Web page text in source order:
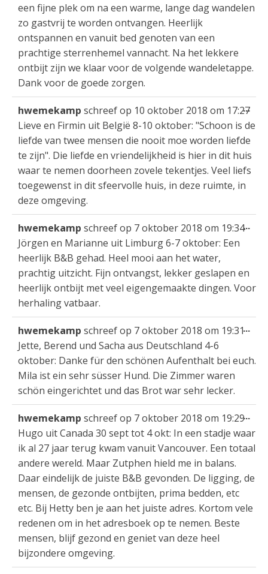
een fijne plek om na een warme, lange dag wandelen
zo gastvrij te worden ontvangen. Heerlijk
ontspannen en vanuit bed genoten van een
prachtige sterrenhemel vannacht. Na het lekkere
ontbijt zijn we klaar voor de volgende wandeletappe.
Dank voor de goede zorgen.
hwemekamp schreef op 10 oktober 2018 om 17:27
Lieve en Firmin uit België 8-10 oktober: "Schoon is de
liefde van twee mensen die nooit moe worden liefde
te zijn". Die liefde en vriendelijkheid is hier in dit huis
waar te nemen doorheen zovele tekentjes. Veel liefs
toegewenst in dit sfeervolle huis, in deze ruimte, in
deze omgeving.
...
hwemekamp schreef op 7 oktober 2018 om 19:34
Jörgen en Marianne uit Limburg 6-7 oktober: Een
heerlijk B&B gehad. Heel mooi aan het water,
prachtig uitzicht. Fijn ontvangst, lekker geslapen en
heerlijk ontbijt met veel eigengemaakte dingen. Voor
herhaling vatbaar.
...
hwemekamp schreef op 7 oktober 2018 om 19:31
Jette, Berend und Sacha aus Deutschland 4-6
oktober: Danke für den schönen Aufenthalt bei euch.
Mila ist ein sehr süsser Hund. Die Zimmer waren
schön eingerichtet und das Brot war sehr lecker.
...
hwemekamp schreef op 7 oktober 2018 om 19:29
Hugo uit Canada 30 sept tot 4 okt: In een stadje waar
ik al 27 jaar terug kwam vanuit Vancouver. Een totaal
andere wereld. Maar Zutphen hield me in balans.
Daar eindelijk de juiste B&B gevonden. De ligging, de
mensen, de gezonde ontbijten, prima bedden, etc
etc. Bij Hetty ben je aan het juiste adres. Kortom vele
redenen om in het adresboek op te nemen. Beste
mensen, blijf gezond en geniet van deze heel
bijzondere omgeving.
...